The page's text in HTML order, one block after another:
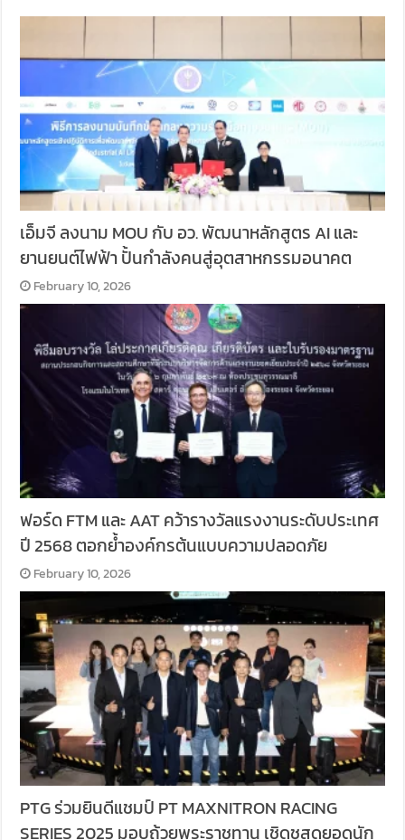
เอ็มจี ลงนาม MOU กับ อว. พัฒนาหลักสูตร AI และ
ยานยนต์ไฟฟ้า ปั้นกำลังคนสู่อุตสาหกรรมอนาคต
February 10, 2026
ฟอร์ด FTM และ AAT คว้ารางวัลแรงงานระดับประเทศ
ปี 2568 ตอกย้ำองค์กรต้นแบบความปลอดภัย
February 10, 2026
PTG ร่วมยินดีแชมป์ PT MAXNITRON RACING
SERIES 2025 มอบถ้วยพระราชทาน เชิดชูสุดยอดนัก